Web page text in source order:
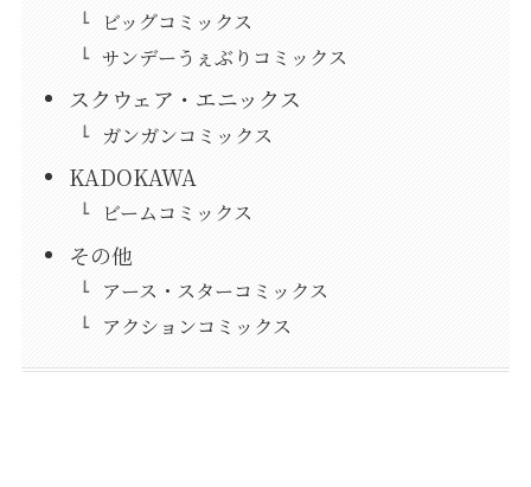
ビッグコミックス
サンデーうぇぶりコミックス
スクウェア・エニックス
ガンガンコミックス
KADOKAWA
ビームコミックス
その他
アース・スターコミックス
アクションコミックス